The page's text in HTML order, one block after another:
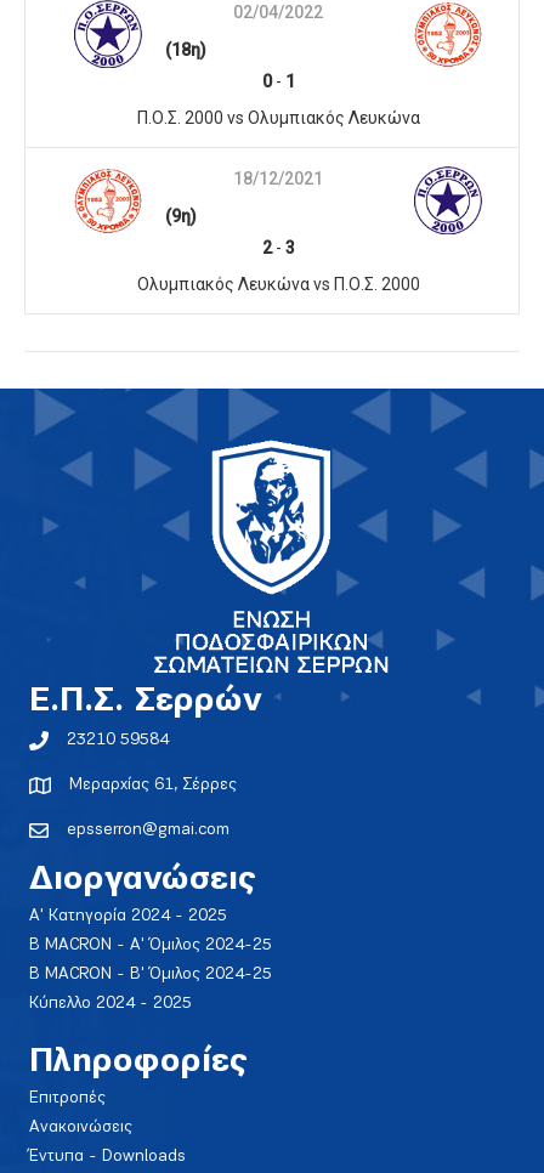
02/04/2022
(18η)
0- 1
Π.Ο.Σ. 2000 vs Ολυμπιακός Λευκώνα
18/12/2021
(9η)
2- 3
Ολυμπιακός Λευκώνα vs Π.Ο.Σ. 2000
E.Π.Σ. Σερρών
23210 59584
Μεραρχίας 61, Σέρρες
epsserron@gmai.com
Διοργανώσεις
Α' Κατηγορία 2024 - 2025
Β MACRON - Α' Όμιλος 2024-25
Β MACRON - Β' Όμιλος 2024-25
Κύπελλο 2024 - 2025
Πληροφορίες
Επιτροπές
Ανακοινώσεις
Έντυπα - Downloads